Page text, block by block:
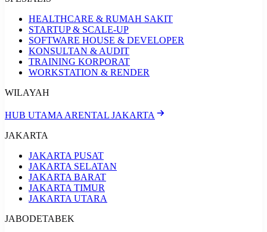
HEALTHCARE & RUMAH SAKIT
STARTUP & SCALE-UP
SOFTWARE HOUSE & DEVELOPER
KONSULTAN & AUDIT
TRAINING KORPORAT
WORKSTATION & RENDER
WILAYAH
HUB UTAMA ARENTAL JAKARTA
JAKARTA
JAKARTA PUSAT
JAKARTA SELATAN
JAKARTA BARAT
JAKARTA TIMUR
JAKARTA UTARA
JABODETABEK